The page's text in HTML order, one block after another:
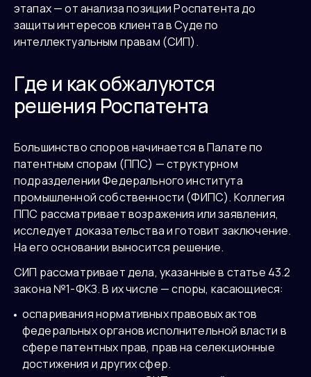
этапах — от анализа позиции Роспатента до
защиты интересов клиента в Суде по
интеллектуальным правам (СИП).
Где и как обжалуются
решения Роспатента
Большинство споров начинается в Палате по
патентным спорам (ППС) — структурном
подразделении Федерального института
промышленной собственности (ФИПС). Коллегия
ППС рассматривает возражения или заявления,
исследует доказательства и готовит заключение.
На его основании выносится решение.
СИП рассматривает дела, указанные в статье 43.2
закона №1-ФКЗ. В их числе — споры, касающиеся:
оспаривания нормативных правовых актов
федеральных органов исполнительной власти в
сфере патентных прав, прав на селекционные
достижения и других сфер.